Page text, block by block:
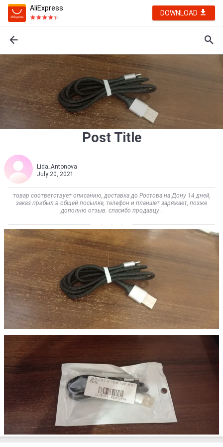
AliExpress
DOWNLOAD
Post Title
Lida_Antonova
July 20, 2021
товар соответствует описанию, доставка до Ростова на Дону 14 дней,
заказ прибыл в общей посылке, телефон и планшет заряжает, позже
дополню отзыв. спасибо продавцу .    